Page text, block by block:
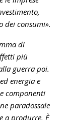
dei consumi».
di
più
guerra poi.
energia e
componenti
paradossale
a produrre. È